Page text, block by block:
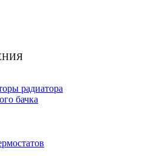
радиатора
бачка